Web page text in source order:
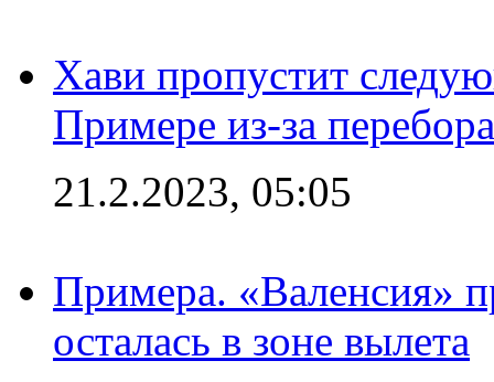
Хави пропустит
Примере из-за
21.2.2023, 05:05
Примера. «Валенсия»
осталась в зоне вылета